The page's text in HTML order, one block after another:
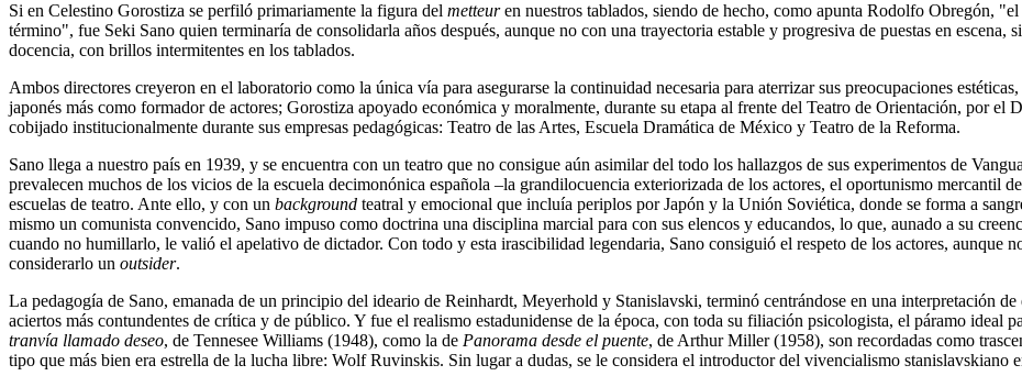
Si en Celestino Gorostiza se perfiló primariamente la figura del metteuren nuestros tablados, siendo de hecho, como apunta Rodolfo Obregón,
término", fue Seki Sano quien terminaría de consolidarla años después, aunque no con una trayectoria estable y progresiva de puestas en escena,
docencia, con brillos intermitentes en los tablados.
Ambos directores creyeron en el laboratorio como la única vía para asegurarse la continuidad necesaria para aterrizar sus preocupaciones
japonés más como formador de actores; Gorostiza apoyado económica y moralmente, durante su etapa al frente del Teatro de Orientación, por el
cobijado institucionalmente durante sus empresas pedagógicas: Teatro de las Artes, Escuela Dramática de México y Teatro de la Reforma.
Sano llega a nuestro país en 1939, y se encuentra con un teatro que no consigue aún asimilar del todo los hallazgos de sus experimentos de
prevalecen muchos de los vicios de la escuela decimonónica española –la grandilocuencia exteriorizada de los actores, el oportunismo mercantil
escuelas de teatro. Ante ello, y con un background teatral y emocional que incluía periplos por Japón y la Unión Soviética, donde se forma a
mismo un comunista convencido, Sano impuso como doctrina una disciplina marcial para con sus elencos y educandos, lo que, aunado a su
cuando no humillarlo, le valió el apelativo de dictador. Con todo y esta irascibilidad legendaria, Sano consiguió el respeto de los actores, aunque
considerarlo un outsider.
La pedagogía de Sano, emanada de un principio del ideario de Reinhardt, Meyerhold y Stanislavski, terminó centrándose en una interpretación
aciertos más contundentes de crítica y de público. Y fue el realismo estadunidense de la época, con toda su filiación psicologista, el páramo ideal
tranvía llamado deseo, de Tennesee Williams (1948), como la de Panorama desde el puente, de Arthur Miller (1958), son recordadas como
tipo que más bien era estrella de la lucha libre: Wolf Ruvinskis. Sin lugar a dudas, se le considera el introductor del vivencialismo stanislavskiano